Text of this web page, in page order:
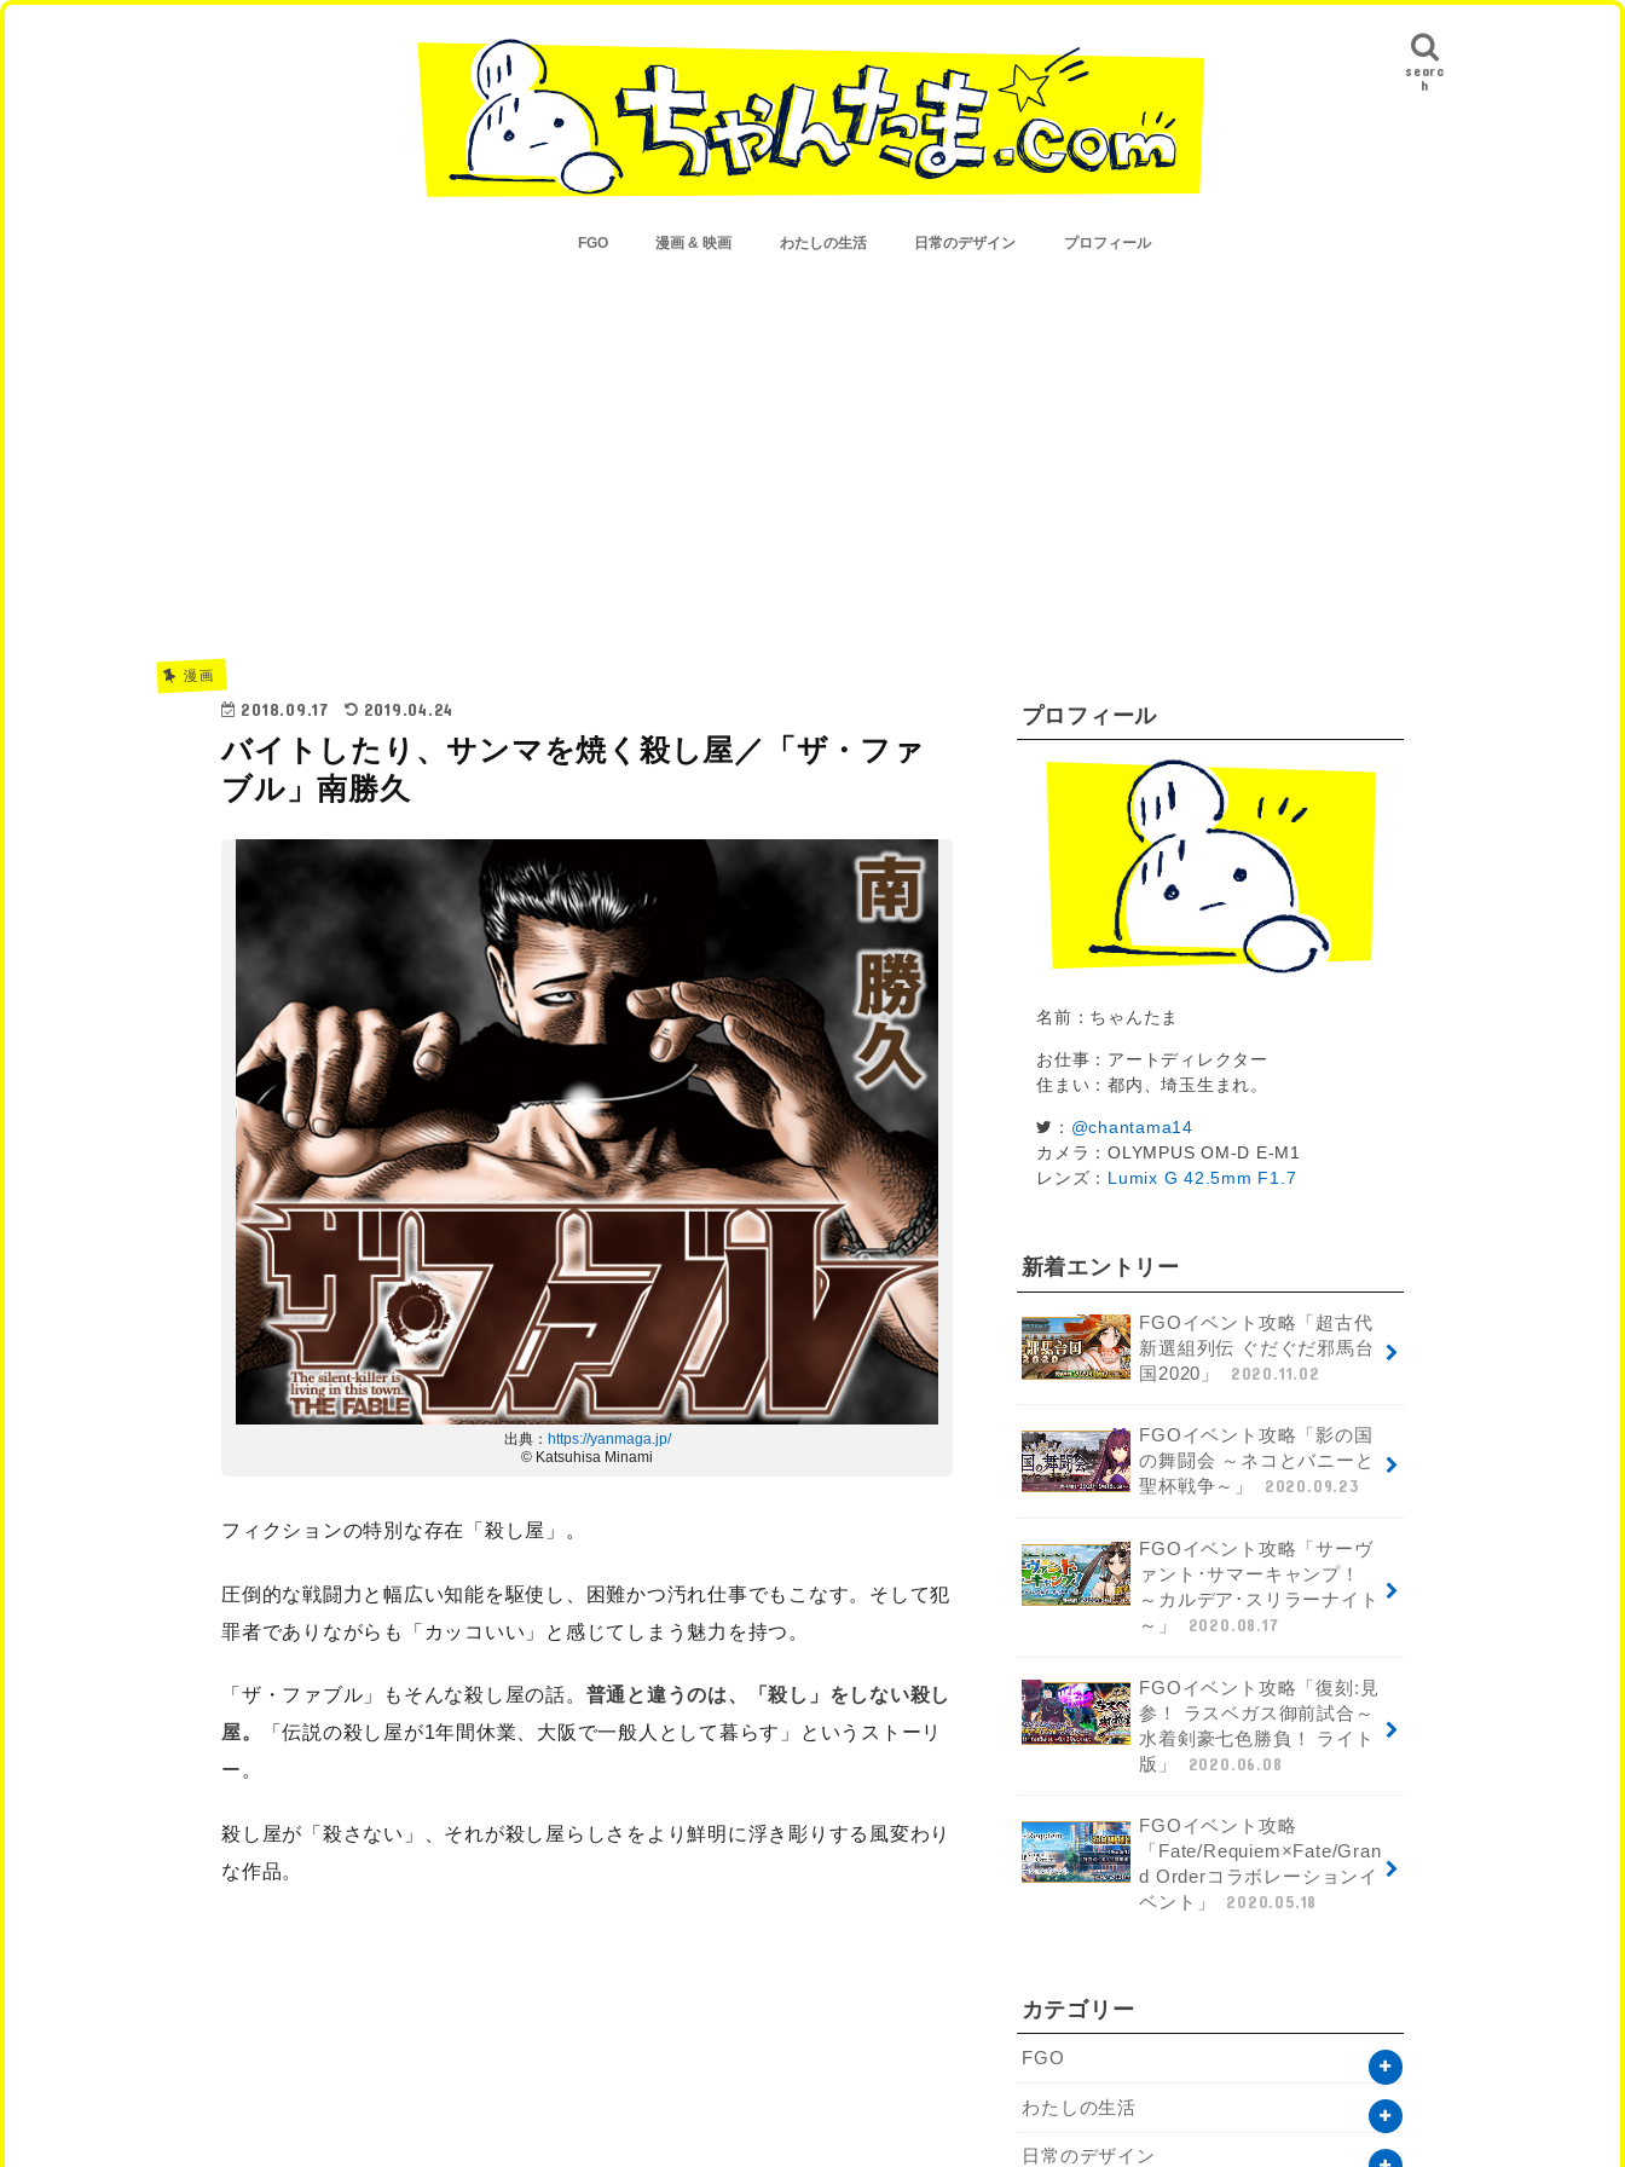
searc
h
FGO 漫画 & 映画 わたしの生活 日常のデザイン プロフィール
漫画
2018.09.17 2019.04.24
バイトしたり、サンマを焼く殺し屋／「ザ・ファ
ブル」南勝久
出典： https://yanmaga.jp/
© Katsuhisa Minami
フィクションの特別な存在「殺し屋」。
圧倒的な戦闘力と幅広い知能を駆使し、困難かつ汚れ仕事でもこなす。そして犯
罪者でありながらも「カッコいい」と感じてしまう魅力を持つ。
「ザ・ファブル」もそんな殺し屋の話。 普通と違うのは、「殺し」をしない殺し
屋。
「伝説の殺し屋が1年間休業、大阪で一般人として暮らす」というストーリ
ー。
殺し屋が「殺さない」、それが殺し屋らしさをより鮮明に浮き彫りする風変わり
な作品。
プロフィール
名前：ちゃんたま
お仕事：アートディレクター
住まい：都内、埼玉生まれ。
： @chantama14
カメラ：OLYMPUS OM-D E-M1
レンズ： Lumix G 42.5mm F1.7
新着エントリー
FGOイベント攻略「超古代
新選組列伝 ぐだぐだ邪馬台
国2020」
2020.11.02
FGOイベント攻略「影の国
の舞闘会 ～ネコとバニーと
聖杯戦争～」
2020.09.23
FGOイベント攻略「サーヴ
ァント･サマーキャンプ！
～カルデア･スリラーナイト
～」
2020.08.17
FGOイベント攻略「復刻:見
参！ ラスベガス御前試合～
水着剣豪七色勝負！ ライト
版」
2020.06.08
FGOイベント攻略
「Fate/Requiem×Fate/Gran
d Orderコラボレーションイ
ベント」
2020.05.18
カテゴリー
FGO
わたしの生活
日常のデザイン